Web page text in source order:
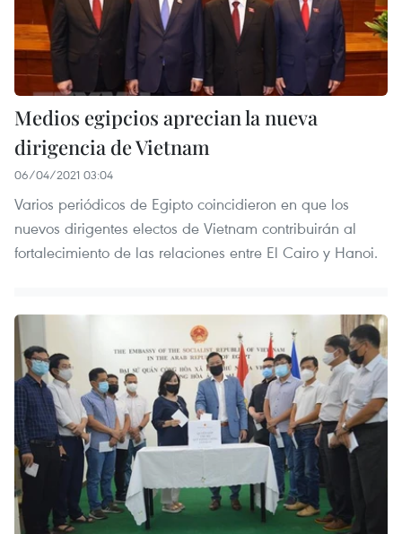
Medios egipcios aprecian la nueva
dirigencia de Vietnam
06/04/2021 03:04
Varios periódicos de Egipto coincidieron en que los
nuevos dirigentes electos de Vietnam contribuirán al
fortalecimiento de las relaciones entre El Cairo y Hanoi.